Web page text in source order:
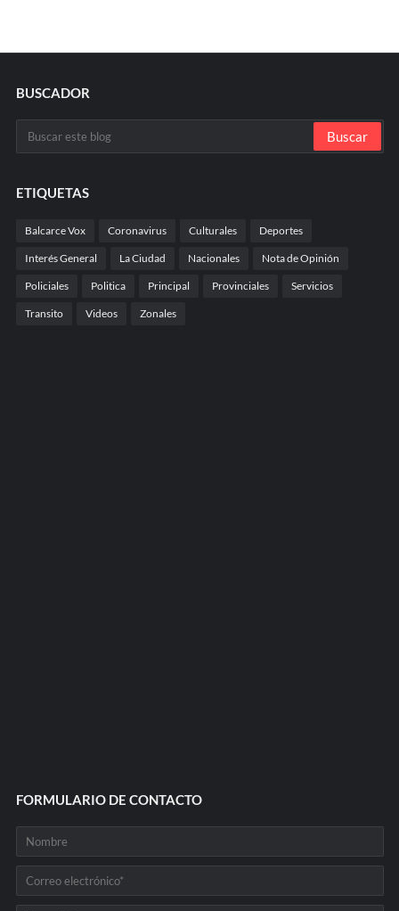
BUSCADOR
ETIQUETAS
Balcarce Vox Coronavirus Culturales Deportes
Interés General La Ciudad Nacionales Nota de Opinión
Policiales Politica Principal Provinciales Servicios
Transito Videos Zonales
FORMULARIO DE CONTACTO